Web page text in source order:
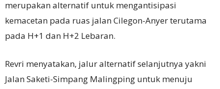
merupakan alternatif untuk mengantisipasi
kemacetan pada ruas jalan Cilegon-Anyer terutama
pada H+1 dan H+2 Lebaran.
Revri menyatakan, jalur alternatif selanjutnya yakni
Jalan Saketi-Simpang Malingping untuk menuju